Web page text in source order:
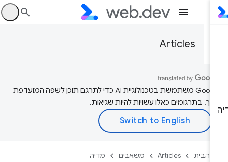
Articles
‫Google משתמשת בטכנולוגיית AI כדי לתרגם תוכן לשפה המועדפת
בתרגומים כאלו עשויות להיות שגיאות.
הבית Articles משאבים מדיה